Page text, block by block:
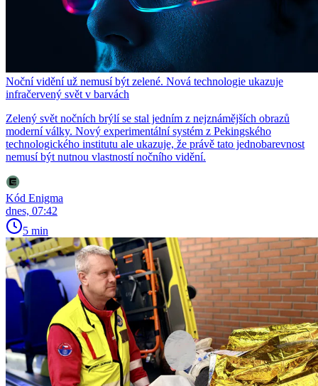
Noční vidění už nemusí být zelené. Nová technologie ukazuje
infračervený svět v barvách
Zelený svět nočních brýlí se stal jedním z nejznámějších obrazů
moderní války. Nový experimentální systém z Pekingského
technologického institutu ale ukazuje, že právě tato jednobarevnost
nemusí být nutnou vlastností nočního vidění.
Kód Enigma
dnes, 07:42
5 min